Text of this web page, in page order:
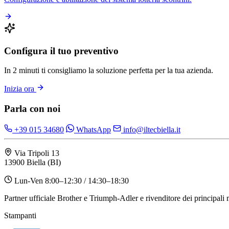
Configura il tuo preventivo
In 2 minuti ti consigliamo la soluzione perfetta per la tua azienda.
Inizia ora
Parla con noi
+39 015 34680 WhatsApp info@iltecbiella.it
Via Tripoli 13
13900 Biella (BI)
Lun-Ven 8:00–12:30 / 14:30–18:30
Partner ufficiale Brother e Triumph-Adler e rivenditore dei principali
Stampanti